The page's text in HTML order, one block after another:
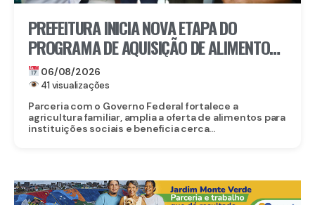
PREFEITURA INICIA NOVA ETAPA DO
PROGRAMA DE AQUISIÇÃO DE ALIMENTOS E
ANUNCIA CRIAÇÃO DO PAA RECIFE
06/08/2026
41 visualizações
Parceria com o Governo Federal fortalece a
agricultura familiar, amplia a oferta de alimentos para
instituições sociais e beneficia cerca...